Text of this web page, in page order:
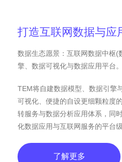
打造互联网数据与应
数据生态愿景：互联网数据中枢(
擎、数据可视化与数据应用平台。
TEM将自建数据模型、数据引擎
可视化、便捷的自设更细颗粒度
转服务与数据分析应用体系，同
化数据应用与互联网服务的平台级
了解更多